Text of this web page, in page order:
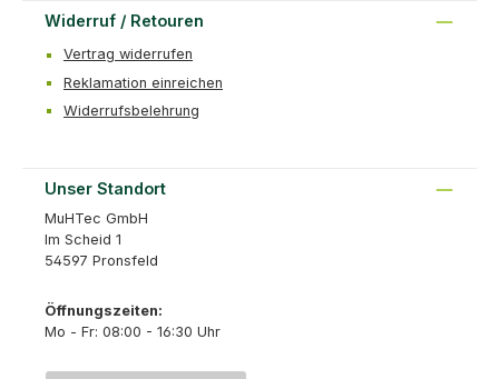
Widerruf / Retouren
Vertrag widerrufen
Reklamation einreichen
Widerrufsbelehrung
Unser Standort
MuHTec GmbH
Im Scheid 1
54597 Pronsfeld
Öffnungszeiten:
Mo - Fr: 08:00 - 16:30 Uhr